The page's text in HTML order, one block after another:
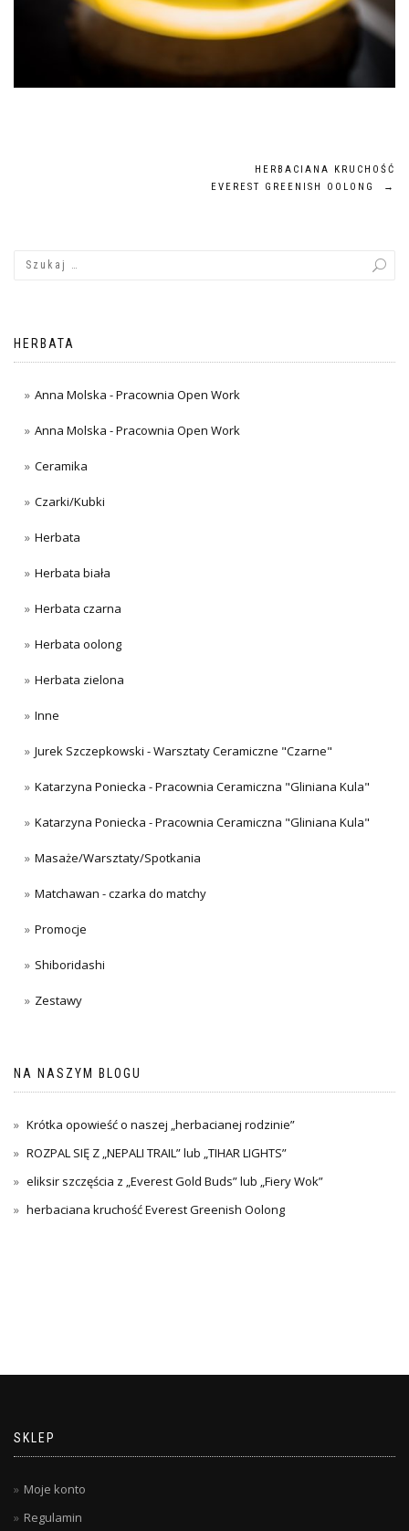
HERBACIANA KRUCHOŚĆ
EVEREST GREENISH OOLONG
→
HERBATA
Anna Molska - Pracownia Open Work
Anna Molska - Pracownia Open Work
Ceramika
Czarki/Kubki
Herbata
Herbata biała
Herbata czarna
Herbata oolong
Herbata zielona
Inne
Jurek Szczepkowski - Warsztaty Ceramiczne "Czarne"
Katarzyna Poniecka - Pracownia Ceramiczna "Gliniana Kula"
Katarzyna Poniecka - Pracownia Ceramiczna "Gliniana Kula"
Masaże/Warsztaty/Spotkania
Matchawan - czarka do matchy
Promocje
Shiboridashi
Zestawy
NA NASZYM BLOGU
Krótka opowieść o naszej „herbacianej rodzinie”
ROZPAL SIĘ Z „NEPALI TRAIL” lub „TIHAR LIGHTS”
eliksir szczęścia z „Everest Gold Buds” lub „Fiery Wok”
herbaciana kruchość Everest Greenish Oolong
SKLEP
Moje konto
Regulamin